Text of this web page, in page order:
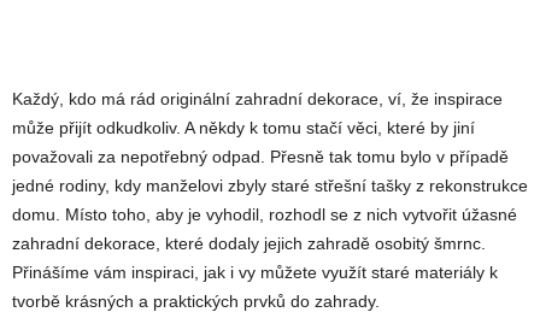
Každý, kdo má rád originální zahradní dekorace, ví, že inspirace
může přijít odkudkoliv. A někdy k tomu stačí věci, které by jiní
považovali za nepotřebný odpad. Přesně tak tomu bylo v případě
jedné rodiny, kdy manželovi zbyly staré střešní tašky z rekonstrukce
domu. Místo toho, aby je vyhodil, rozhodl se z nich vytvořit úžasné
zahradní dekorace, které dodaly jejich zahradě osobitý šmrnc.
Přinášíme vám inspiraci, jak i vy můžete využít staré materiály k
tvorbě krásných a praktických prvků do zahrady.